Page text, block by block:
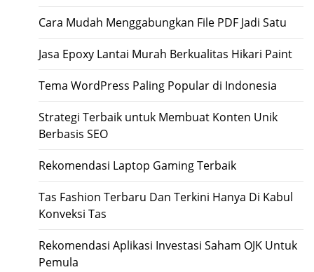
Cara Mudah Menggabungkan File PDF Jadi Satu
Jasa Epoxy Lantai Murah Berkualitas Hikari Paint
Tema WordPress Paling Popular di Indonesia
Strategi Terbaik untuk Membuat Konten Unik
Berbasis SEO
Rekomendasi Laptop Gaming Terbaik
Tas Fashion Terbaru Dan Terkini Hanya Di Kabul
Konveksi Tas
Rekomendasi Aplikasi Investasi Saham OJK Untuk
Pemula